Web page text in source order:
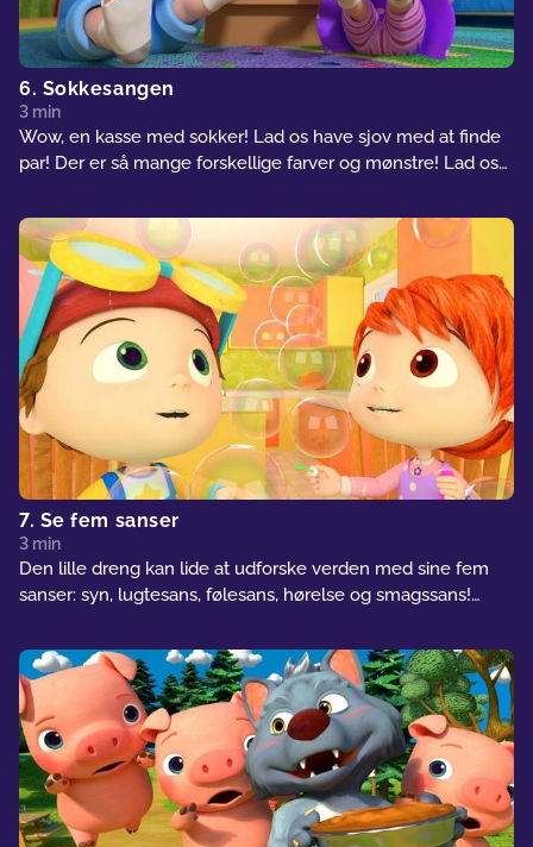
6. Sokkesangen
3 min
Wow, en kasse med sokker! Lad os have sjov med at finde
par! Der er så mange forskellige farver og mønstre! Lad os
7. Se fem sanser
3 min
Den lille dreng kan lide at udforske verden med sine fem
sanser: syn, lugtesans, følesans, hørelse og smagssans!